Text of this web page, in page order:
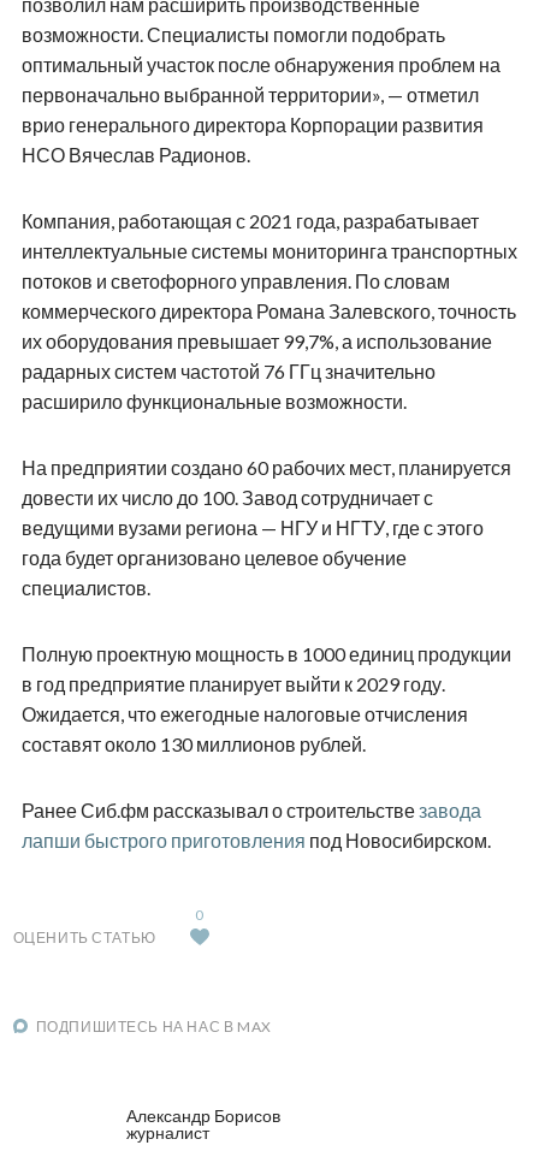
возможности. Специалисты помогли подобрать
оптимальный участок после обнаружения проблем на
первоначально выбранной территории», — отметил
врио генерального директора Корпорации развития
НСО Вячеслав Радионов.
Компания, работающая с 2021 года, разрабатывает
интеллектуальные системы мониторинга транспортных
потоков и светофорного управления. По словам
коммерческого директора Романа Залевского, точность
их оборудования превышает 99,7%, а использование
радарных систем частотой 76 ГГц значительно
расширило функциональные возможности.
На предприятии создано 60 рабочих мест, планируется
довести их число до 100. Завод сотрудничает с
ведущими вузами региона — НГУ и НГТУ, где с этого
года будет организовано целевое обучение
специалистов.
Полную проектную мощность в 1000 единиц продукции
в год предприятие планирует выйти к 2029 году.
Ожидается, что ежегодные налоговые отчисления
составят около 130 миллионов рублей.
Ранее Сиб.фм рассказывал о строительствезавода
лапши быстрого приготовления под Новосибирском.
ОЦЕНИТЬ СТАТЬЮ
0
ПОДПИШИТЕСЬ НА НАС В MAX
Александр Борисов
журналист